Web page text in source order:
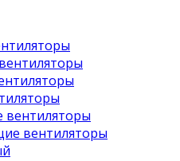
вентиляторы
вентиляторы